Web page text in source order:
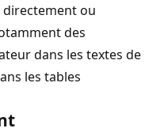
directement ou
des
dans les textes de
les tables